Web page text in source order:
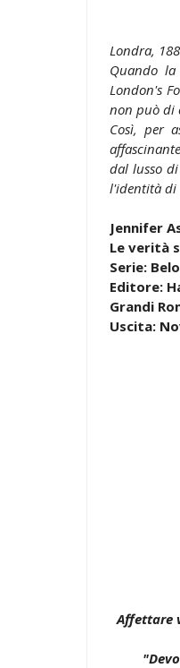
Londra,
Quando
London's
non può di
Così, per
dal lusso
l'identità di
Jennifer
Le verità
Serie:
Editore:
Grandi
Uscita:
Affettare